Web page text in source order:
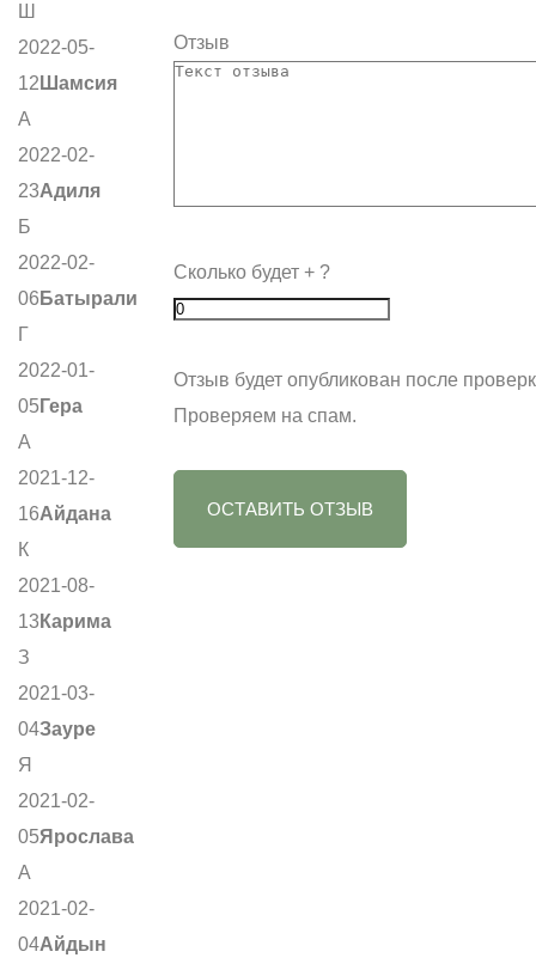
Ш
2022-05-
12 Шамсия
А
2022-02-
23Адиля
Б
2022-02-
06 Батырали
Г
2022-01-
05 Гера
А
2021-12-
16Айдана
К
2021-08-
13 Карима
З
2021-03-
04Зауре
Я
2021-02-
05Ярослава
А
2021-02-
04Айдын
Отзыв
Сколько будет + ?
Отзыв будет опубликован после
Проверяем на спам.
ОСТАВИТЬ ОТЗЫВ